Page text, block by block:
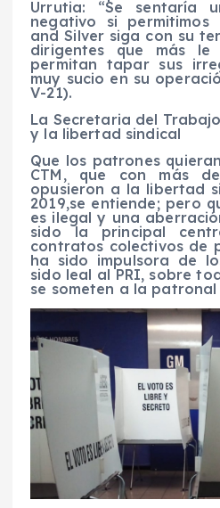
Urrutia: “Se sentaría
negativo si permitimos
and Silver siga con su
dirigentes que más le
permitan tapar sus
muy sucio en su
V-21).
La Secretaria del
y la libertad sindical
Que los patrones
CTM ,que con más
opusieron a la libertad
2019,se entiende;pero
es ilegal y una
sido la principal
contratos colectivos de
ha sido impulsora de
sido leal al PRI, sobre
se someten a la patronal